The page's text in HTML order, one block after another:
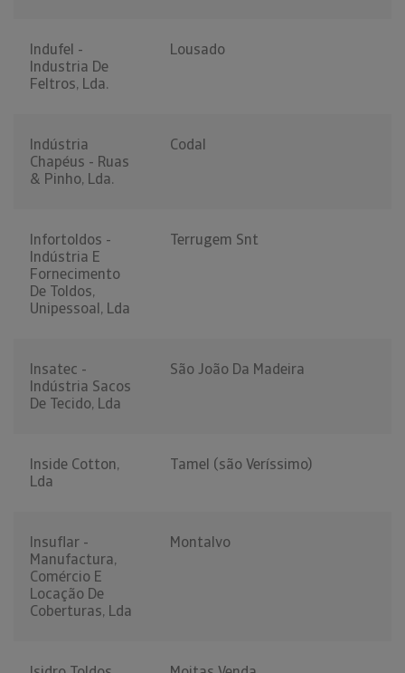
Indufel -
Industria De
Feltros, Lda.
Lousado
Indústria
Chapéus - Ruas
& Pinho, Lda.
Codal
Infortoldos -
Indústria E
Fornecimento
De Toldos,
Unipessoal, Lda
Terrugem Snt
Insatec -
Indústria Sacos
De Tecido, Lda
São João Da Madeira
Inside Cotton,
Lda
Tamel (são Veríssimo)
Insuflar -
Manufactura,
Comércio E
Locação De
Coberturas, Lda
Montalvo